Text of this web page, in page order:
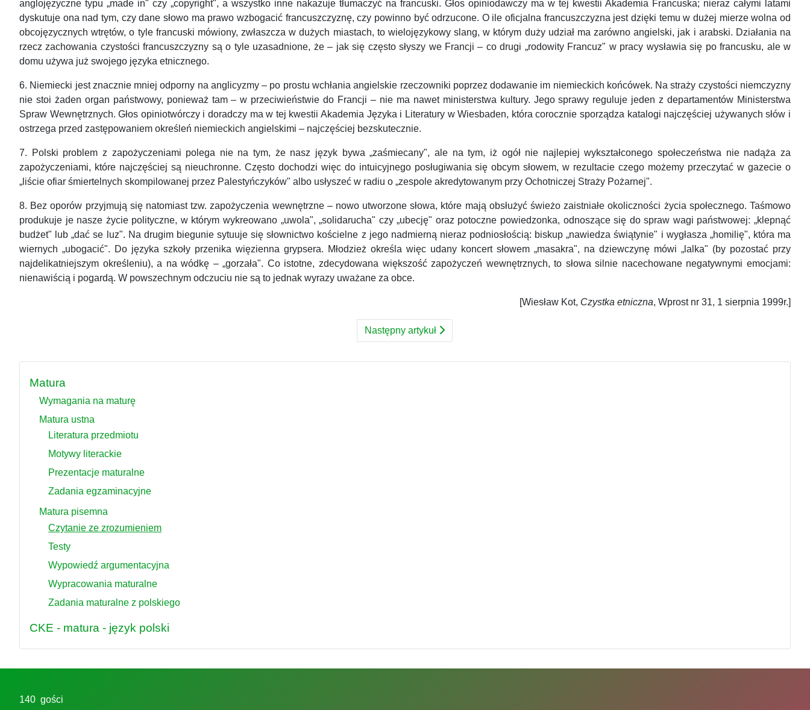
anglojęzyczne typu „made in" czy „copyright", a wszystko inne nakazuje tłumaczyć na francuski. Głos opiniodawczy ma w tej kwestii Akademia Francuska; nieraz całymi latami
dyskutuje ona nad tym, czy dane słowo ma prawo wzbogacić francuszczyznę, czy powinno być odrzucone. O ile oficjalna francuszczyzna jest dzięki temu w dużej mierze wolna od
obcojęzycznych wtrętów, o tyle francuski mówiony, zwłaszcza w dużych miastach, to wielojęzykowy slang, w którym duży udział ma zarówno angielski, jak i arabski. Działania na
rzecz zachowania czystości francuszczyzny są o tyle uzasadnione, że – jak się często słyszy we Francji – co drugi „rodowity Francuz" w pracy wysławia się po francusku, ale w
domu używa już swojego języka etnicznego.
6. Niemiecki jest znacznie mniej odporny na anglicyzmy – po prostu wchłania angielskie rzeczowniki poprzez dodawanie im niemieckich końcówek. Na straży czystości niemczyzny
nie stoi żaden organ państwowy, ponieważ tam – w przeciwieństwie do Francji – nie ma nawet ministerstwa kultury. Jego sprawy reguluje jeden z departamentów Ministerstwa
Spraw Wewnętrznych. Głos opiniotwórczy i doradczy ma w tej kwestii Akademia Języka i Literatury w Wiesbaden, która corocznie sporządza katalogi najczęściej używanych słów i
ostrzega przed zastępowaniem określeń niemieckich angielskimi – najczęściej bezskutecznie.
7. Polski problem z zapożyczeniami polega nie na tym, że nasz język bywa „zaśmiecany", ale na tym, iż ogół nie najlepiej wykształconego społeczeństwa nie nadąża za
zapożyczeniami, które najczęściej są nieuchronne. Często dochodzi więc do intuicyjnego posługiwania się obcym słowem, w rezultacie czego możemy przeczytać w gazecie o
„liście ofiar śmiertelnych skompilowanej przez Palestyńczyków" albo usłyszeć w radiu o „zespole akredytowanym przy Ochotniczej Straży Pożarnej".
8. Bez oporów przyjmują się natomiast tzw. zapożyczenia wewnętrzne – nowo utworzone słowa, które mają obsłużyć świeżo zaistniałe okoliczności życia społecznego. Taśmowo
produkuje je nasze życie polityczne, w którym wykreowano „uwola", „solidarucha" czy „ubecję" oraz potoczne powiedzonka, odnoszące się do spraw wagi państwowej: „klepnąć
budżet" lub „dać se luz". Na drugim biegunie sytuuje się słownictwo kościelne z jego nadmierną nieraz podniosłością: biskup „nawiedza świątynie" i wygłasza „homilię", która ma
wiernych „ubogacić". Do języka szkoły przenika więzienna grypsera. Młodzież określa więc udany koncert słowem „masakra", na dziewczynę mówi „lalka" (by pozostać przy
najdelikatniejszym określeniu), a na wódkę – „gorzała". Co istotne, zdecydowana większość zapożyczeń wewnętrznych, to słowa silnie nacechowane negatywnymi emocjami:
nienawiścią i pogardą. W powszechnym odczuciu nie są to jednak wyrazy uważane za obce.
[Wiesław Kot, Czystka etniczna, Wprost nr 31, 1 sierpnia 1999r.]
Następny artykuł
Matura
Wymagania na maturę
Matura ustna
Literatura przedmiotu
Motywy literackie
Prezentacje maturalne
Zadania egzaminacyjne
Matura pisemna
Czytanie ze zrozumieniem
Testy
Wypowiedź argumentacyjna
Wypracowania maturalne
Zadania maturalne z polskiego
CKE - matura - język polski
140 gości